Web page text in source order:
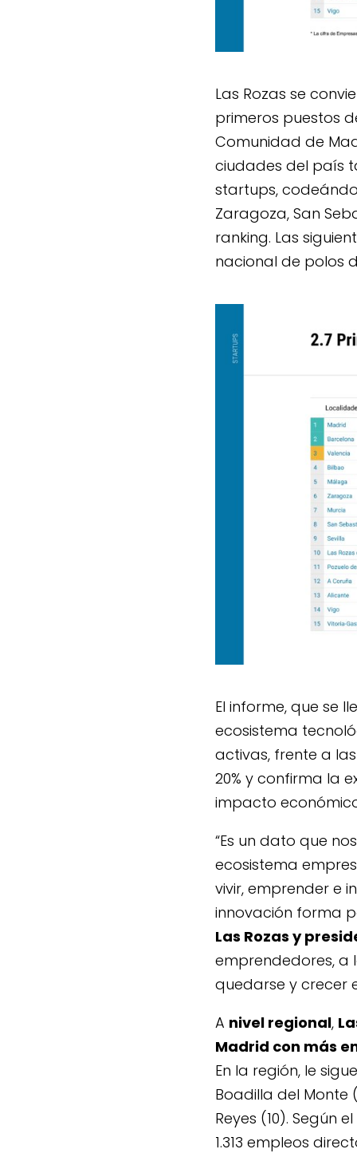
Las Rozas se
primeros puestos
Comunidad de
ciudades del país
startups,
Zaragoza, San
ranking. Las
nacional de polos
El informe, que se
ecosistema
activas, frente a
20% y confirma la
impacto económico
“Es un dato que
ecosistema
vivir, emprender e
innovación forma
Las Rozas y
emprendedores, a
quedarse y crecer
A nivel regional,
Madrid con más
En la región, le
Boadilla del Monte
Reyes (10). Según
1.313 empleos